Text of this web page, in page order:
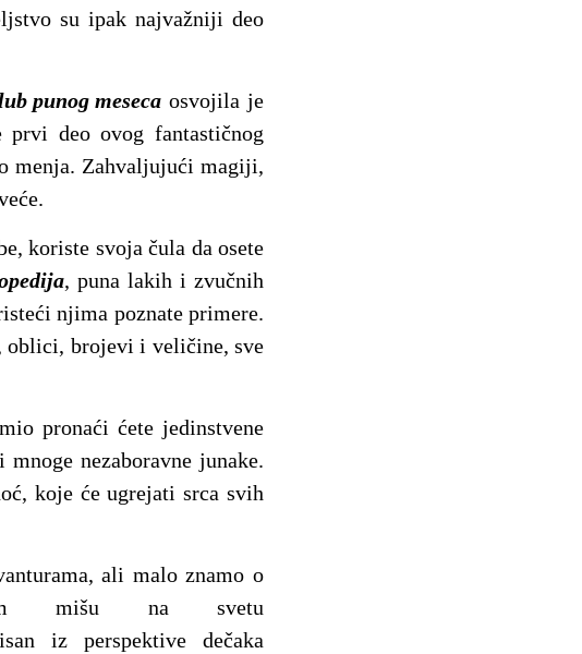
su ipak najvažniji deo
punog meseca osvojila je
deo ovog fantastičnog
menja. Zahvaljujući magiji,
koriste svoja čula da osete
, puna lakih i zvučnih
njima poznate primere.
oblici, brojevi i veličine, sve
pronaći ćete jedinstvene
nezaboravne junake.
koje će ugrejati srca svih
ali malo znamo o
mišu na svetu
iz perspektive dečaka